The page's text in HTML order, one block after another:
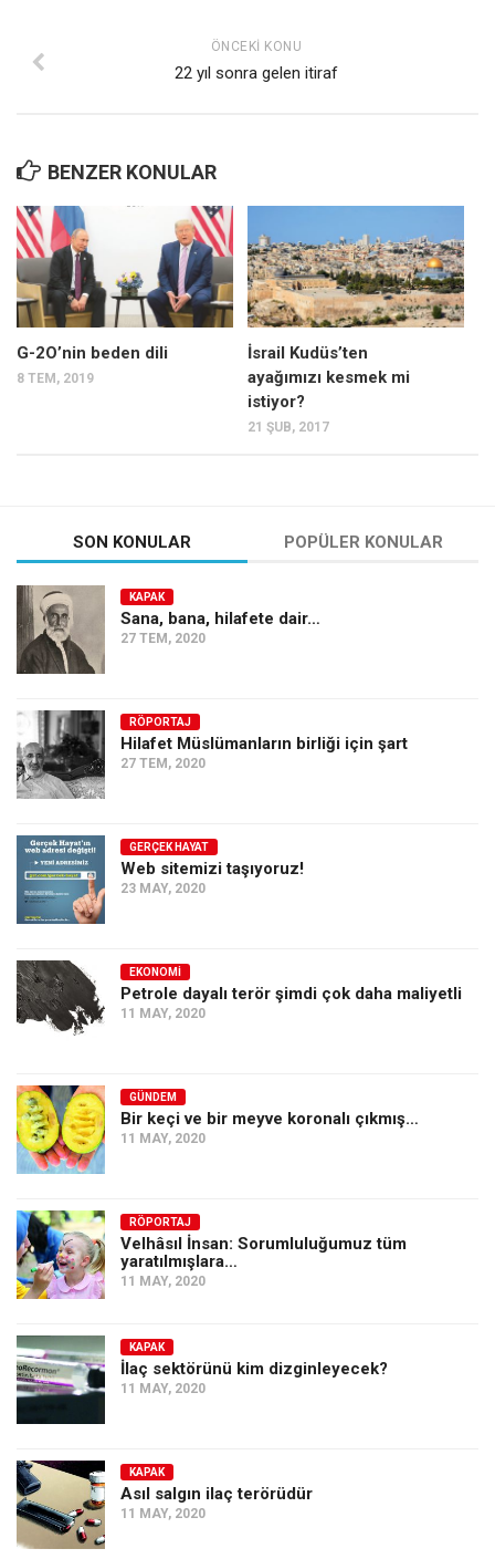
ÖNCEKI KONU
22 yıl sonra gelen itiraf
BENZER KONULAR
G-2O’nin beden dili
8 TEM, 2019
İsrail Kudüs’ten
ayağımızı kesmek mi
istiyor?
21 ŞUB, 2017
SON KONULAR POPÜLER KONULAR
KAPAK
Sana, bana, hilafete dair…
27 TEM, 2020
RÖPORTAJ
Hilafet Müslümanların birliği için şart
27 TEM, 2020
GERÇEK HAYAT
Web sitemizi taşıyoruz!
23 MAY, 2020
EKONOMI
Petrole dayalı terör şimdi çok daha maliyetli
11 MAY, 2020
GÜNDEM
Bir keçi ve bir meyve koronalı çıkmış…
11 MAY, 2020
RÖPORTAJ
Velhâsıl İnsan: Sorumluluğumuz tüm
yaratılmışlara…
11 MAY, 2020
KAPAK
İlaç sektörünü kim dizginleyecek?
11 MAY, 2020
KAPAK
Asıl salgın ilaç terörüdür
11 MAY, 2020